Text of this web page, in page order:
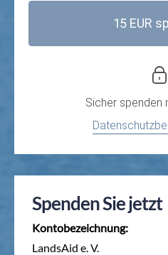
15 EUR
Sicher spenden
Spenden Sie jetzt
Kontobezeichnung:
LandsAid e. V.